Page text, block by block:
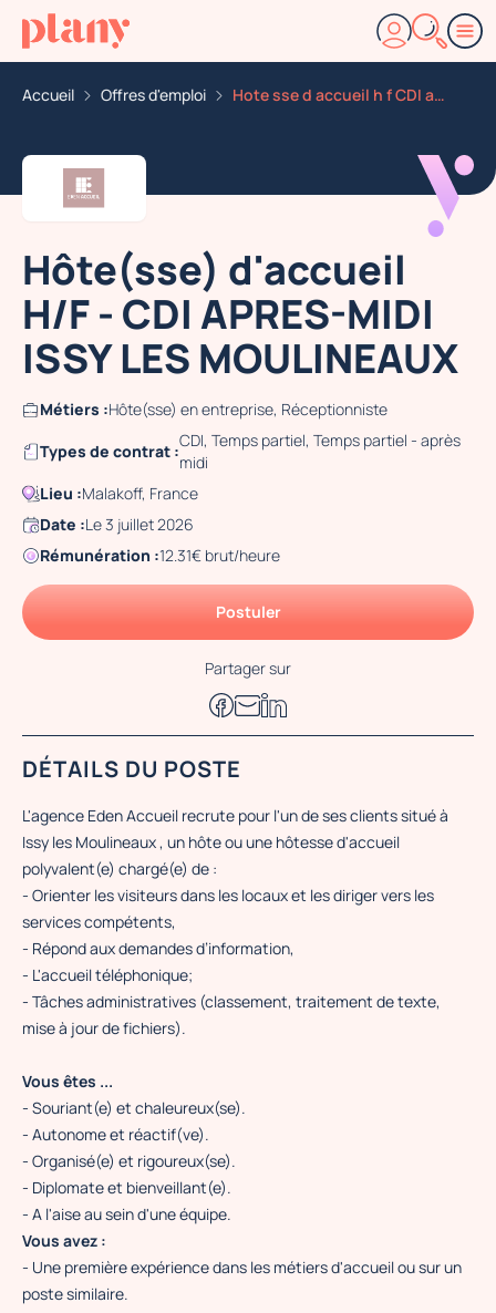
Accueil Offres d'emploi Hote sse d accueil h f CDI apres midi issy les mouline
Hôte(sse) d'accueil
H/F - CDI APRES-MIDI
ISSY LES MOULINEAUX
Métiers :Hôte(sse) en entreprise, Réceptionniste
Types de contrat :
CDI, Temps partiel, Temps partiel - après
midi
Lieu :Malakoff, France
Date :Le 3 juillet 2026
Rémunération :12.31€ brut/heure
Postuler
Partager sur
DÉTAILS DU POSTE
L'agence Eden Accueil recrute pour l'un de ses clients situé à
Issy les Moulineaux , un hôte ou une hôtesse d'accueil
polyvalent(e) chargé(e) de :
- Orienter les visiteurs dans les locaux et les diriger vers les
services compétents,
- Répond aux demandes d’information,
- L'accueil téléphonique;
- Tâches administratives (classement, traitement de texte,
mise à jour de fichiers).
Vous êtes ...
- Souriant(e) et chaleureux(se).
- Autonome et réactif(ve).
- Organisé(e) et rigoureux(se).
- Diplomate et bienveillant(e).
- A l'aise au sein d'une équipe.
Vous avez :
- Une première expérience dans les métiers d'accueil ou sur un
poste similaire.